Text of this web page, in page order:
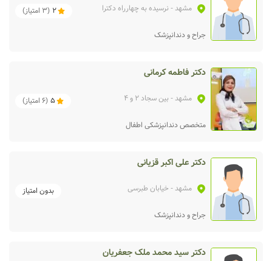
مشهد- نرسیده به چهارراه دکترا 2
(
3 امتیاز)
جراح و دندانپزشک
دکتر فاطمه کرمانی
مشهد- بین سجاد 2 و 4 5
(
6 امتیاز)
متخصص دندانپزشکی اطفال
دکتر علی اکبر قزیانی
مشهد- خیابان طبرسی بدون امتیاز
جراح و دندانپزشک
دکتر سید محمد ملک جعفریان